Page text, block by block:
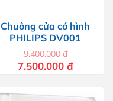
Chuông cửa có hình
PHILIPS DV001
9.400.000đ
Giá
gốc
7.500.000 đGiá
hiện
7.500.000